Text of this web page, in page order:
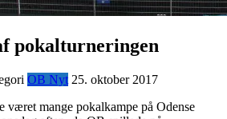
pokalturneringen
OB Nyt 25. oktober 2017
været mange pokalkampe på Odense